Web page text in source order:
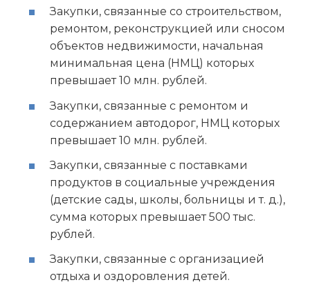
Закупки, связанные со строительством,
ремонтом, реконструкцией или сносом
объектов недвижимости, начальная
минимальная цена (НМЦ) которых
превышает 10 млн. рублей.
Закупки, связанные с ремонтом и
содержанием автодорог, НМЦ которых
превышает 10 млн. рублей.
Закупки, связанные с поставками
продуктов в социальные учреждения
(детские сады, школы, больницы и т. д.),
сумма которых превышает 500 тыс.
рублей.
Закупки, связанные с организацией
отдыха и оздоровления детей.